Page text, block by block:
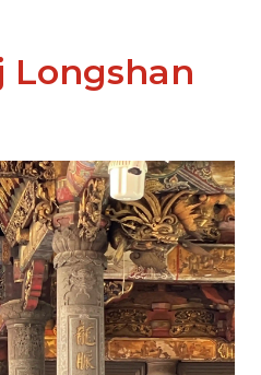
Longshan